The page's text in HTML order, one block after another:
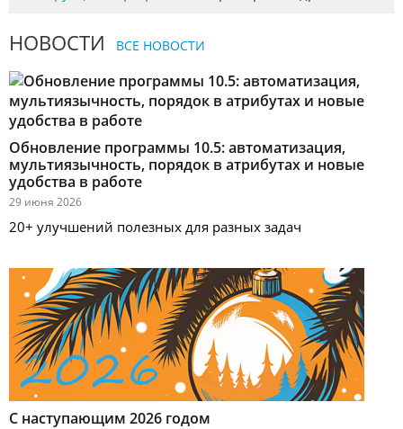
НОВОСТИ ВСЕ НОВОСТИ
Обновление программы 10.5: автоматизация,
мультиязычность, порядок в атрибутах и новые
удобства в работе
29 июня 2026
20+ улучшений полезных для разных задач
С наступающим 2026 годом